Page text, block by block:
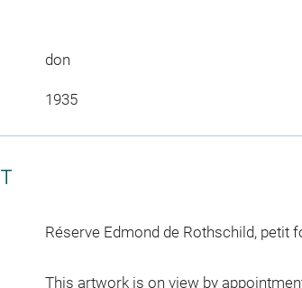
don
1935
Réserve Edmond de Rothschild, petit
This artwork is on view by